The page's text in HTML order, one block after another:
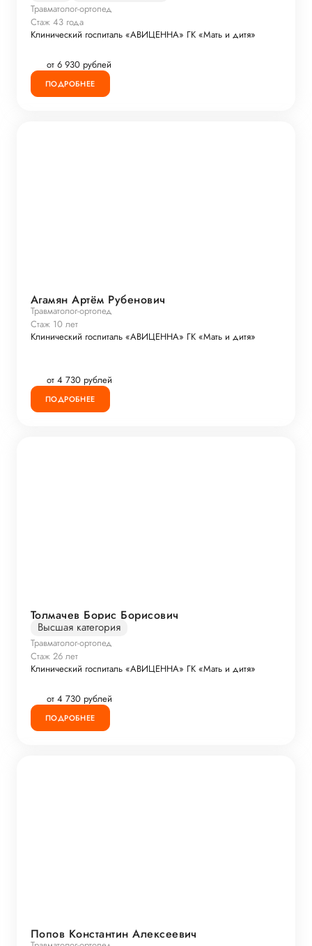
Травматолог-ортопед
Стаж 43 года
Клинический госпиталь «АВИЦЕННА» ГК «Мать и дитя»
от 6 930 рублей
ПОДРОБНЕЕ
Агамян Артём Рубенович
Травматолог-ортопед
Стаж 10 лет
Клинический госпиталь «АВИЦЕННА» ГК «Мать и дитя»
от 4 730 рублей
ПОДРОБНЕЕ
Толмачев Борис Борисович
Высшая категория
Травматолог-ортопед
Стаж 26 лет
Клинический госпиталь «АВИЦЕННА» ГК «Мать и дитя»
от 4 730 рублей
ПОДРОБНЕЕ
Попов Константин Алексеевич